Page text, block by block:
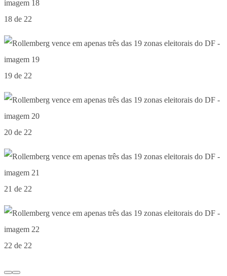
18 de 22
19 de 22
20 de 22
21 de 22
22 de 22